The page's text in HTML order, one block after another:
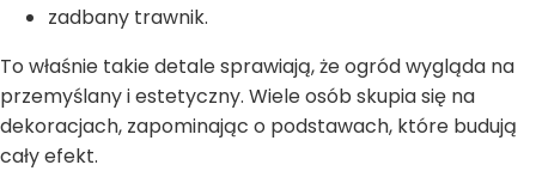
zadbany trawnik.
To właśnie takie detale sprawiają, że ogród wygląda na
przemyślany i estetyczny. Wiele osób skupia się na
dekoracjach, zapominając o podstawach, które budują
cały efekt.